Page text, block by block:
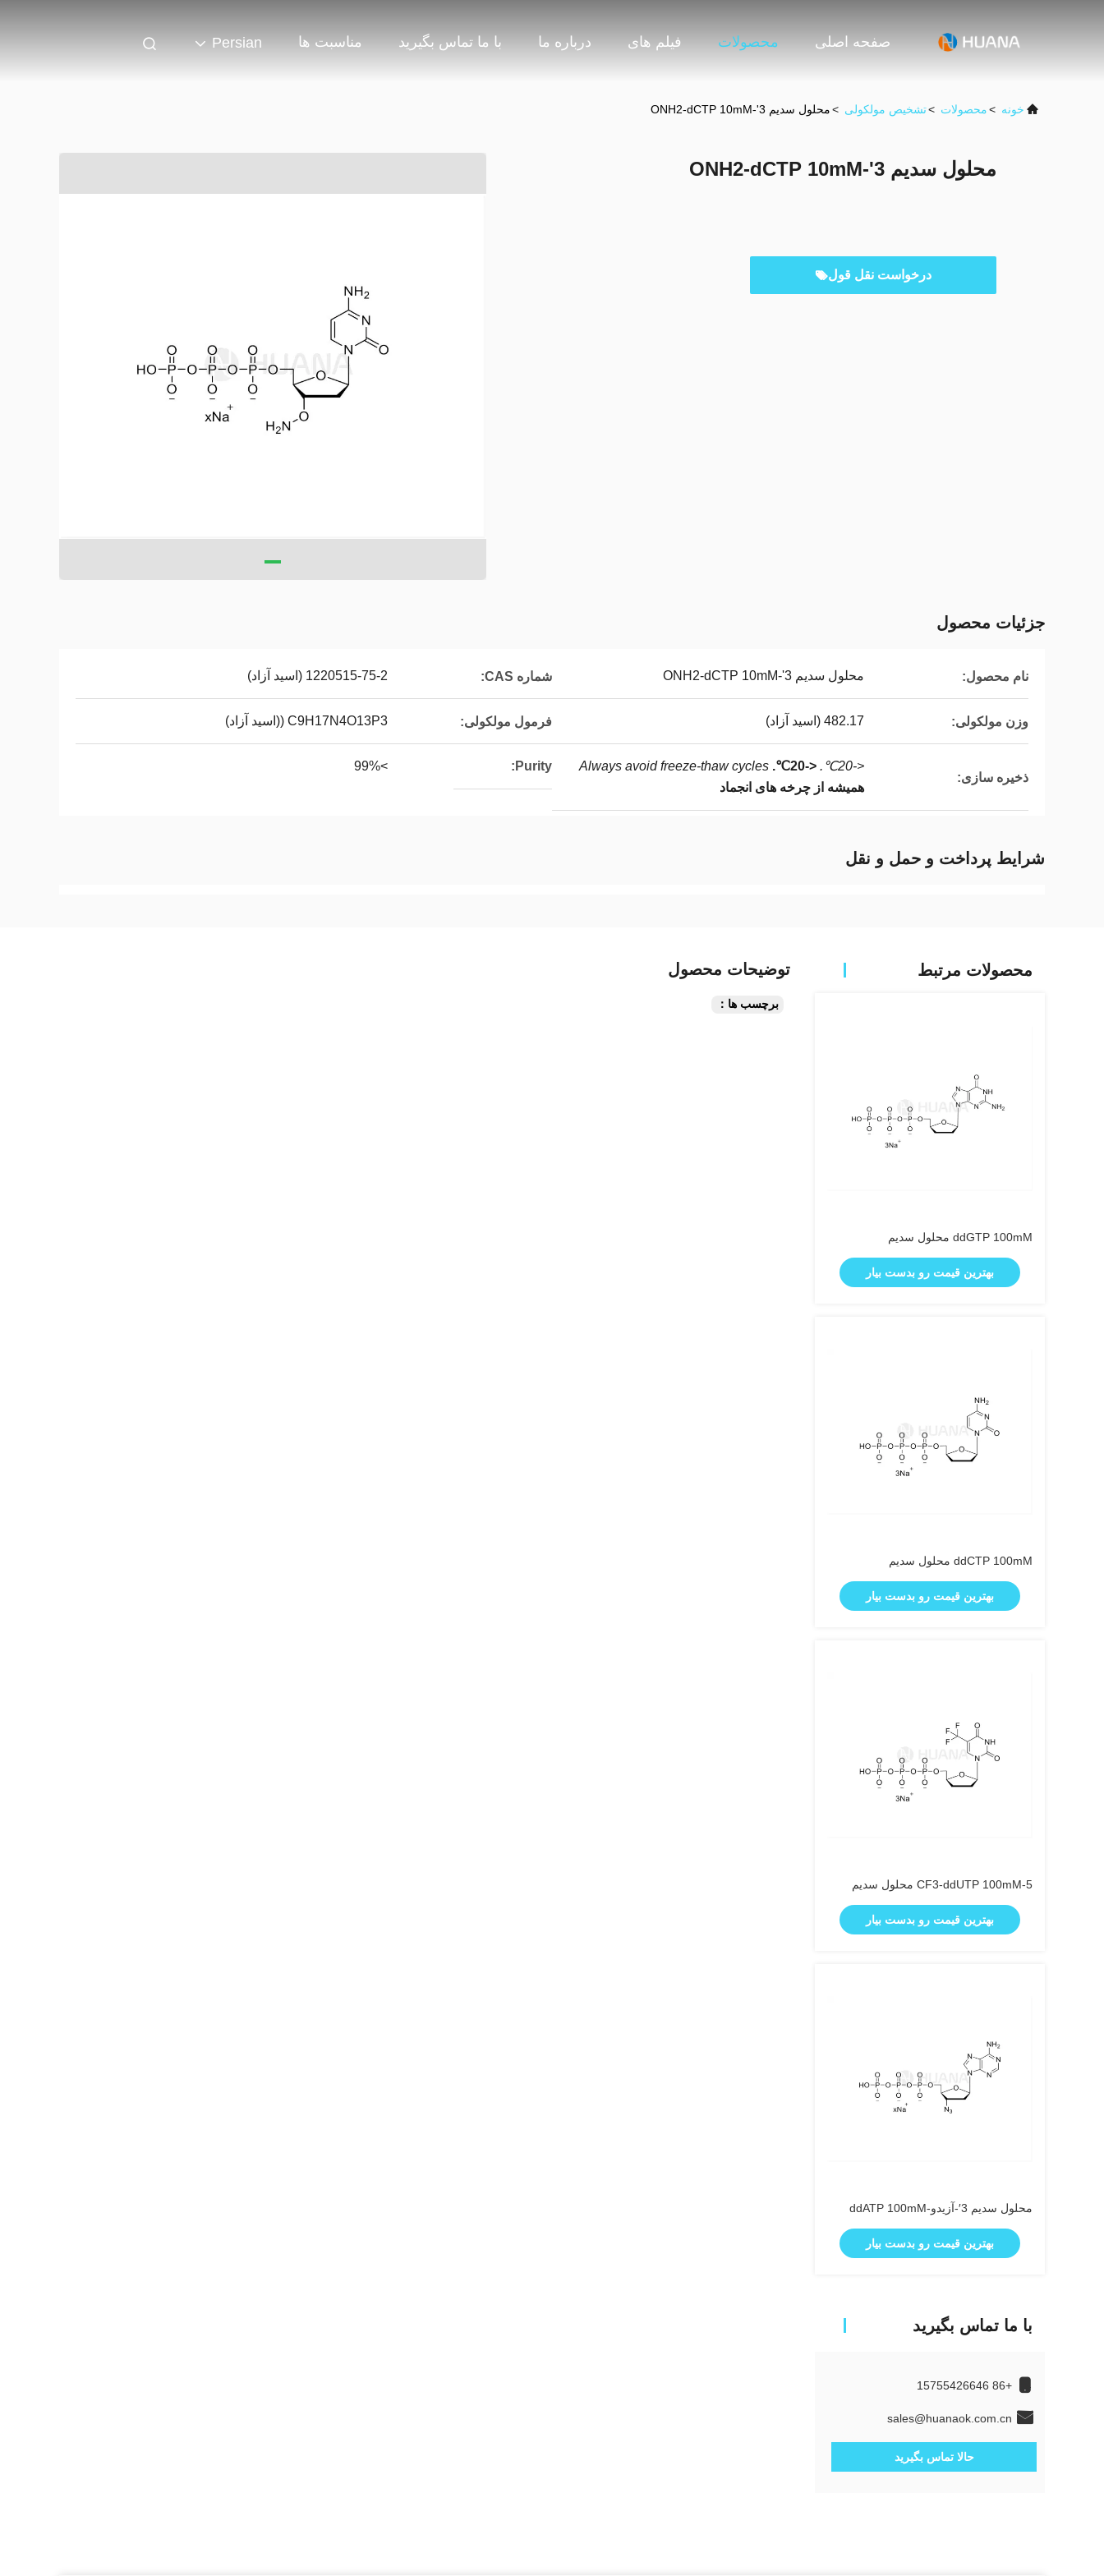
صفحه اصلی محصولات فیلم های درباره ما با ما تماس بگیرید مناسبت ها Persian
خونه >محصولات >تشخیص مولکولی >محلول سدیم 3'-ONH2-dCTP 10mM
محلول سدیم 3'-ONH2-dCTP 10mM
درخواست نقل قول
جزئیات محصول
نام محصول: محلول سدیم 3'-ONH2-dCTP 10mM شماره CAS: 1220515-75-2 (اسید آزاد)
وزن مولکولی: 482.17 (اسید آزاد) فرمول مولکولی: C9H17N4O13P3 ((اسید آزاد)
ذخیره سازی:
<-20℃.
<-20℃.
Always avoid freeze-thaw cycles
همیشه از چرخه های انجماد
Purity:
>99%
شرایط پرداخت و حمل و نقل
محصولات مرتبط
ddGTP 100mM محلول سدیم
بهترین قیمت رو بدست بیار
ddCTP 100mM محلول سدیم
بهترین قیمت رو بدست بیار
5-CF3-ddUTP 100mM محلول سدیم
بهترین قیمت رو بدست بیار
محلول سدیم 3′-آزیدو-ddATP 100mM
بهترین قیمت رو بدست بیار
با ما تماس بگیرید
+86 15755426646
sales@huanaok.com.cn
حالا تماس بگیرید
توضیحات محصول
برچسب ها：